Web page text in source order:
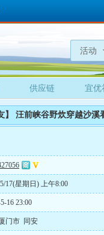
活动
供应链 宜优
】 汪前峡谷野炊穿越沙溪
17(星期日) 上午8:00
16 23:00
门市 同安